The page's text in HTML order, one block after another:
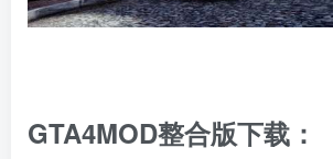
GTA4MOD整合版下载：